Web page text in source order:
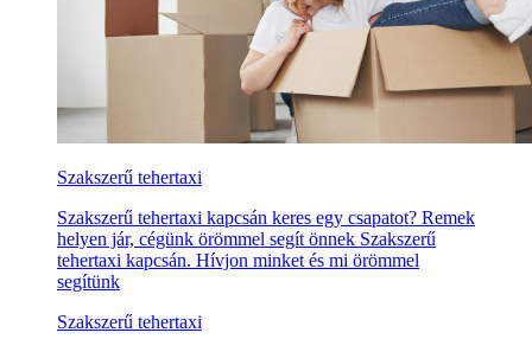
Szakszerű tehertaxi
Szakszerű tehertaxi kapcsán keres egy csapatot? Remek
helyen jár, cégünk örömmel segít önnek Szakszerű
tehertaxi kapcsán. Hívjon minket és mi örömmel
segítünk
Szakszerű tehertaxi